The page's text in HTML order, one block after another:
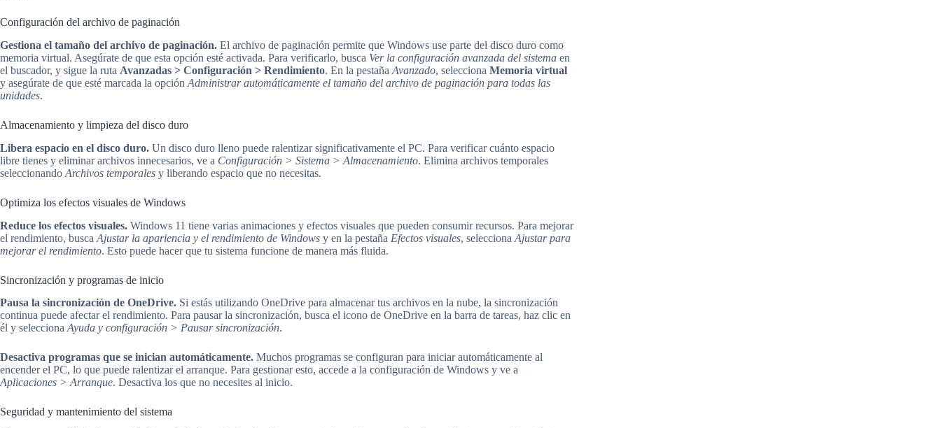
Configuración del archivo de paginación
Gestiona el tamaño del archivo de paginación. El archivo de paginación permite que Windows use parte del disco duro como
memoria virtual. Asegúrate de que esta opción esté activada. Para verificarlo, busca Ver la configuración avanzada del sistema en
el buscador, y sigue la ruta Avanzadas > Configuración > Rendimiento. En la pestaña Avanzado, selecciona Memoria virtual
y asegúrate de que esté marcada la opción Administrar automáticamente el tamaño del archivo de paginación para todas las
unidades.
Almacenamiento y limpieza del disco duro
Libera espacio en el disco duro. Un disco duro lleno puede ralentizar significativamente el PC. Para verificar cuánto espacio
libre tienes y eliminar archivos innecesarios, ve a Configuración > Sistema > Almacenamiento. Elimina archivos temporales
seleccionando Archivos temporales y liberando espacio que no necesitas.
Optimiza los efectos visuales de Windows
Reduce los efectos visuales. Windows 11 tiene varias animaciones y efectos visuales que pueden consumir recursos. Para mejorar
el rendimiento, busca Ajustar la apariencia y el rendimiento de Windows y en la pestaña Efectos visuales, selecciona Ajustar para
mejorar el rendimiento. Esto puede hacer que tu sistema funcione de manera más fluida.
Sincronización y programas de inicio
Pausa la sincronización de OneDrive. Si estás utilizando OneDrive para almacenar tus archivos en la nube, la sincronización
continua puede afectar el rendimiento. Para pausar la sincronización, busca el icono de OneDrive en la barra de tareas, haz clic en
él y seleccionaAyuda y configuración > Pausar sincronización.
Desactiva programas que se inician automáticamente. Muchos programas se configuran para iniciar automáticamente al
encender el PC, lo que puede ralentizar el arranque. Para gestionar esto, accede a la configuración de Windows y ve a
Aplicaciones > Arranque. Desactiva los que no necesites al inicio.
Seguridad y mantenimiento del sistema